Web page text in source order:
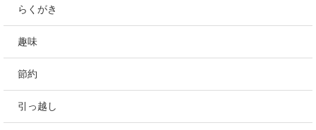
らくがき
趣味
節約
引っ越し